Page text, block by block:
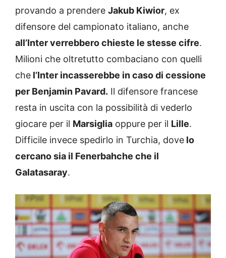
provando a prendere Jakub Kiwior, ex
difensore del campionato italiano, anche
all’Inter verrebbero chieste le stesse cifre.
Milioni che oltretutto combaciano con quelli
che l’Inter incasserebbe in caso di cessione
per Benjamin Pavard. Il difensore francese
resta in uscita con la possibilità di vederlo
giocare per il Marsiglia oppure per il Lille.
Difficile invece spedirlo in Turchia, dove lo
cercano sia il Fenerbahche che il
Galatasaray.